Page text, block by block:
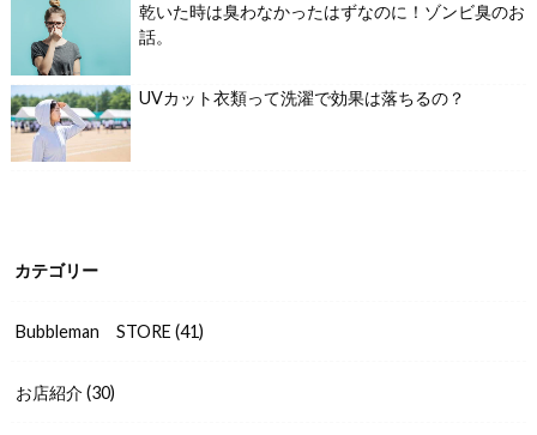
乾いた時は臭わなかったはずなのに！ゾンビ臭のお
話。
UVカット衣類って洗濯で効果は落ちるの？
カテゴリー
Bubbleman STORE(41)
お店紹介(30)